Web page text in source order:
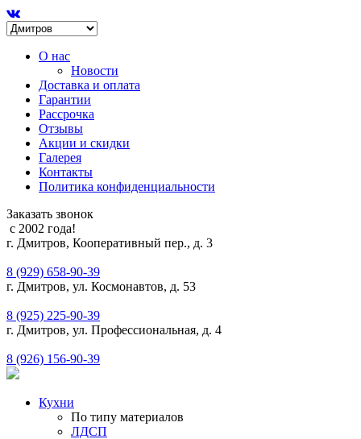
О нас
Новости
Доставка и оплата
Гарантии
Рассрочка
Отзывы
Акции и скидки
Галерея
Контакты
Политика конфиденциальности
Заказать звонок
с 2002 года!
г. Дмитров, Кооперативный пер., д. 3
8 (929) 658-90-39
г. Дмитров, ул. Космонавтов, д. 53
8 (925) 225-90-39
г. Дмитров, ул. Профессиональная, д. 4
8 (926) 156-90-39
Кухни
По типу материалов
ЛДСП